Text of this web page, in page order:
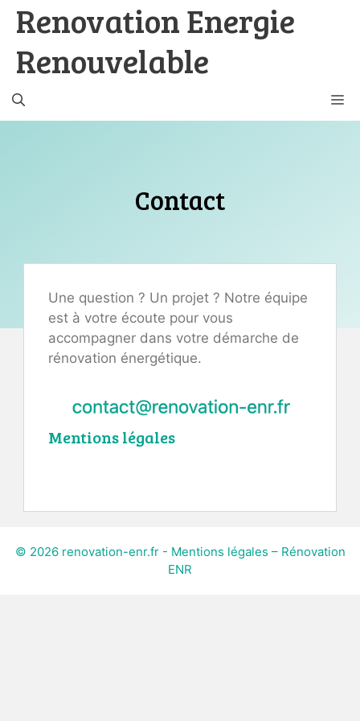
Aller
contenu
Renovation Energie
Renouvelable
Contact
Une question ? Un projet ? Notre équipe
est à votre écoute pour vous
accompagner dans votre démarche de
rénovation énergétique.
Mentions légales
© 2026 renovation-enr.fr - Mentions légales – Rénovation
ENR